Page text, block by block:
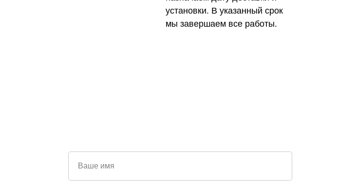
установки. В указанный срок
мы завершаем все работы.
Ваше имя